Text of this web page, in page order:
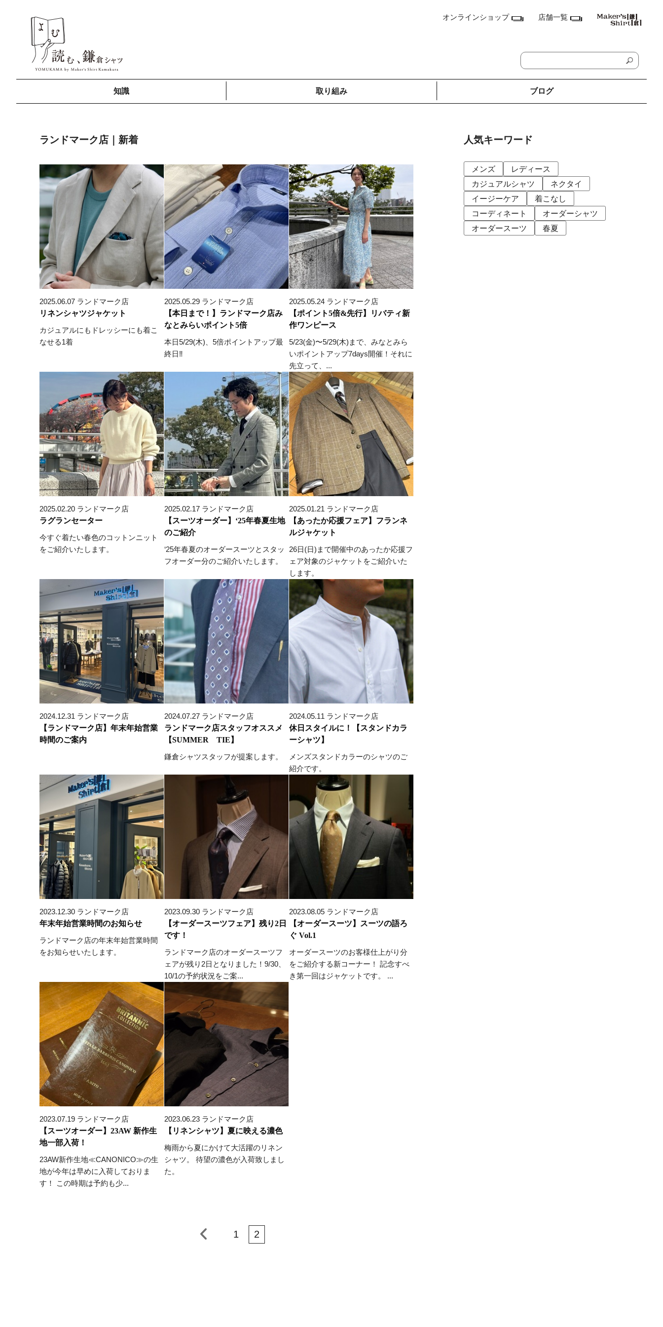
オンラインショップ 店舗一覧
知識 取り組み ブログ
鎌倉本店
横浜店
たまプラーザ テラス店
ラゾーナ川崎プラザ店
東京都
丸の内丸ビル店
MEN'S アキバ・トリム店
MEN'S 東京ミッドタウン八重洲店
銀座店
アトレ品川店
ランドマーク店｜新着
2025.06.07 ランドマーク店
リネンシャツジャケット
カジュアルにもドレッシーにも着こ
なせる1着
2025.05.29 ランドマーク店
【本日まで！】ランドマーク店み
なとみらいポイント5倍
本日5/29(木)、5倍ポイントアップ最
終日‼︎
2025.05.24 ランドマーク店
【ポイント5倍&先行】リバティ新
作ワンピース
5/23(金)〜5/29(木)まで、みなとみら
いポイントアップ7days開催！それに
先立って、...
2025.02.20 ランドマーク店
ラグランセーター
今すぐ着たい春色のコットンニット
をご紹介いたします。
2025.02.17 ランドマーク店
【スーツオーダー】‘25年春夏生地
のご紹介
‘25年春夏のオーダースーツとスタッ
フオーダー分のご紹介いたします。
2025.01.21 ランドマーク店
【あったか応援フェア】フランネ
ルジャケット
26日(日)まで開催中のあったか応援フ
ェア対象のジャケットをご紹介いた
します。
2024.12.31 ランドマーク店
【ランドマーク店】年末年始営業
時間のご案内
2024.07.27 ランドマーク店
ランドマーク店スタッフオススメ
【SUMMER TIE】
鎌倉シャツスタッフが提案します。
2024.05.11 ランドマーク店
休日スタイルに！【スタンドカラ
ーシャツ】
メンズスタンドカラーのシャツのご
紹介です。
2023.12.30 ランドマーク店
年末年始営業時間のお知らせ
ランドマーク店の年末年始営業時間
をお知らせいたします。
2023.09.30 ランドマーク店
【オーダースーツフェア】残り2日
です！
ランドマーク店のオーダースーツフ
ェアが残り2日となりました！9/30、
10/1の予約状況をご案...
2023.08.05 ランドマーク店
【オーダースーツ】スーツの語ろ
ぐ Vol.1
オーダースーツのお客様仕上がり分
をご紹介する新コーナー！ 記念すべ
き第一回はジャケットです。 ...
2023.07.19 ランドマーク店
【スーツオーダー】23AW 新作生
地一部入荷！
23AW新作生地≪CANONICO≫の生
地が今年は早めに入荷しておりま
す！ この時期は予約も少...
2023.06.23 ランドマーク店
【リネンシャツ】夏に映える濃色
梅雨から夏にかけて大活躍のリネン
シャツ。 待望の濃色が入荷致しまし
た。
1 2
人気キーワード
メンズ
レディース
カジュアルシャツ
ネクタイ
イージーケア
着こなし
コーディネート
オーダーシャツ
オーダースーツ
春夏